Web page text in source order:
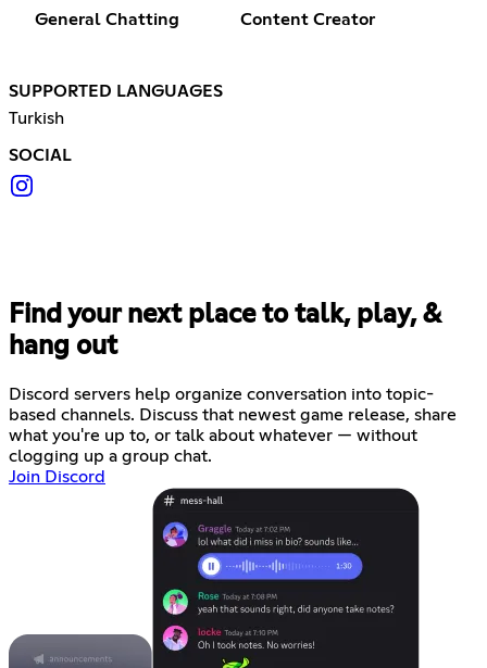
General Chatting Content Creator
SUPPORTED LANGUAGES
Turkish
SOCIAL
Find your next place to talk, play, &
hang out
Discord servers help organize conversation into topic-
based channels. Discuss that newest game release, share
what you're up to, or talk about whatever — without
clogging up a group chat.
Join Discord